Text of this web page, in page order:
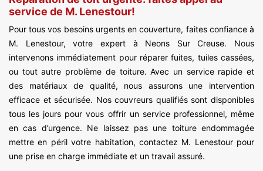
service de M. Lenestour!
Pour tous vos besoins urgents en couverture, faites confiance à
M. Lenestour, votre expert à Neons Sur Creuse. Nous
intervenons immédiatement pour réparer fuites, tuiles cassées,
ou tout autre problème de toiture. Avec un service rapide et
des matériaux de qualité, nous assurons une intervention
efficace et sécurisée. Nos couvreurs qualifiés sont disponibles
tous les jours pour vous offrir un service professionnel, même
en cas d’urgence. Ne laissez pas une toiture endommagée
mettre en péril votre habitation, contactez M. Lenestour pour
une prise en charge immédiate et un travail assuré.